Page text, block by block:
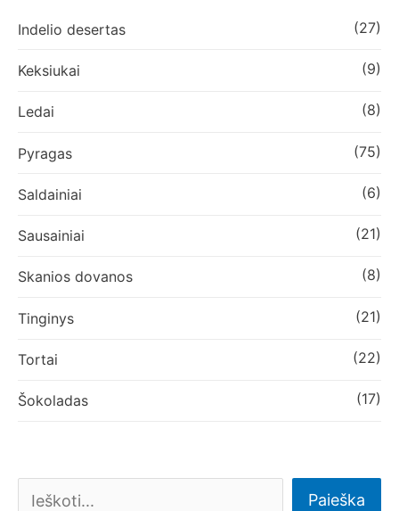
Indelio desertas (27)
Keksiukai (9)
Ledai (8)
Pyragas (75)
Saldainiai (6)
Sausainiai (21)
Skanios dovanos (8)
Tinginys (21)
Tortai (22)
Šokoladas (17)
Paieška